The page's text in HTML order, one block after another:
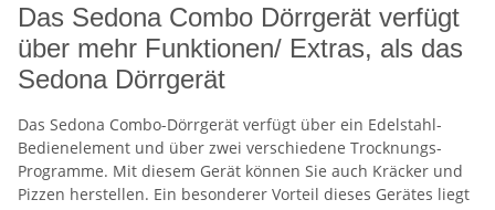
Das Sedona Combo Dörrgerät verfügt
über mehr Funktionen/ Extras, als das
Sedona Dörrgerät
Das Sedona Combo-Dörrgerät verfügt über ein Edelstahl-
Bedienelement und über zwei verschiedene Trocknungs-
Programme. Mit diesem Gerät können Sie auch Kräcker und
Pizzen herstellen. Ein besonderer Vorteil dieses Gerätes liegt